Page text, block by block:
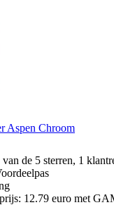
Aspen Chroom
de 5 sterren, 1
12.79 euro met